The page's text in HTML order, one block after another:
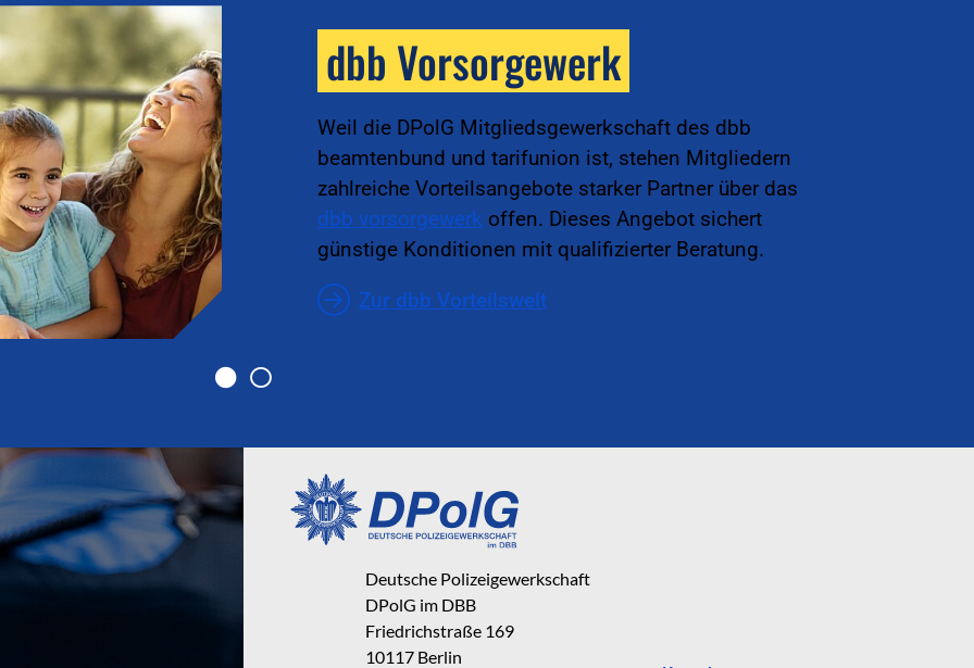
dbb Vorsorgewerk
Weil die DPolG Mitgliedsgewerkschaft des dbb
beamtenbund und tarifunion ist, stehen Mitgliedern
zahlreiche Vorteilsangebote starker Partner über das
dbb vorsorgewerk offen. Dieses Angebot sichert
günstige Konditionen mit qualifizierter Beratung.
Zur dbb Vorteilswelt
Deutsche Polizeigewerkschaft
DPolG im DBB
Friedrichstraße 169
10117 Berlin